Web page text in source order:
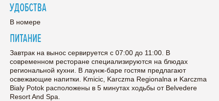
УДОБСТВА
В номере
ПИТАНИЕ
Завтрак на вынос сервируется с 07:00 до 11:00. В
современном ресторане специализируются на блюдах
региональной кухни. В лаунж-баре гостям предлагают
освежающие напитки. Kmicic, Karczma Regionalna и Karczma
Bialy Potok расположены в 5 минутах ходьбы от Belvedere
Resort And Spa.